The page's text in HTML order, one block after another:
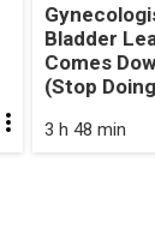
Bladder
Comes
(Stop
3 h 48 min